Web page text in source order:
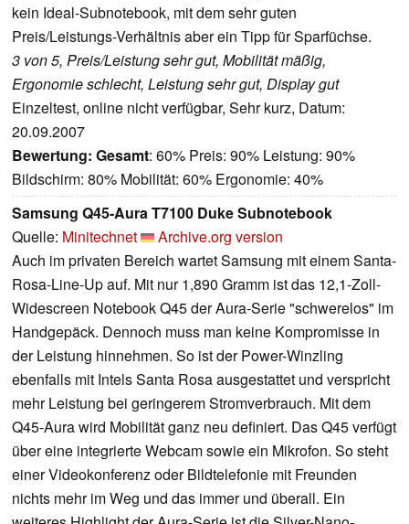
kein Ideal-Subnotebook, mit dem sehr guten
Preis/Leistungs-Verhältnis aber ein Tipp für Sparfüchse.
3 von 5, Preis/Leistung sehr gut, Mobilität mäßig,
Ergonomie schlecht, Leistung sehr gut, Display gut
Einzeltest, online nicht verfügbar, Sehr kurz, Datum:
20.09.2007
Bewertung: Gesamt: 60% Preis: 90% Leistung: 90%
Bildschirm: 80% Mobilität: 60% Ergonomie: 40%
Samsung Q45-Aura T7100 Duke Subnotebook
Quelle: Minitechnet
Archive.org version
Auch im privaten Bereich wartet Samsung mit einem Santa-
Rosa-Line-Up auf. Mit nur 1,890 Gramm ist das 12,1-Zoll-
Widescreen Notebook Q45 der Aura-Serie "schwerelos" im
Handgepäck. Dennoch muss man keine Kompromisse in
der Leistung hinnehmen. So ist der Power-Winzling
ebenfalls mit Intels Santa Rosa ausgestattet und verspricht
mehr Leistung bei geringerem Stromverbrauch. Mit dem
Q45-Aura wird Mobilität ganz neu definiert. Das Q45 verfügt
über eine integrierte Webcam sowie ein Mikrofon. So steht
einer Videokonferenz oder Bildtelefonie mit Freunden
nichts mehr im Weg und das immer und überall. Ein